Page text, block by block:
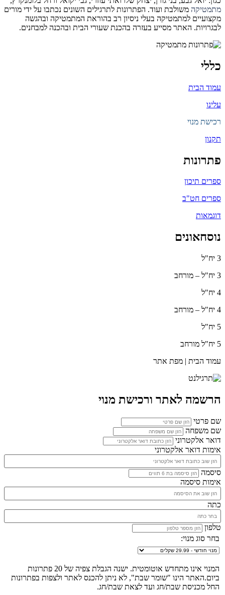
מתמטיקה משולבת ועוד. הפתרונות לתרגילים השונים נכתבו על ידי מורים
מקצועיים למתמטיקה בעלי ניסיון רב בהוראת המתמטיקה ובהגשה
לבגרויות. האתר מסייע בעזרה בהכנת שעורי הבית ובהכנה למבחנים.
כללי
עמוד הבית
עלינו
רכישת מנוי
תקנון
פתרונות
ספרים תיכון
ספרים חט"ב
דוגמאות
נוסחאונים
3 יח"ל
3 יח"ל – מורחב
4 יח"ל
4 יח"ל – מורחב
5 יח"ל
5 יח"ל מורחב
עמוד הבית | מפת אתר
הרשמה לאתר ורכישת מנוי
שם פרטי
שם משפחה
דואר אלקטרוני
אימות דואר אלקטרוני
סיסמה
אימות סיסמה
כתה
טלפון
בחר סוג מנוי:
המנוי אינו מתחדש אוטומטית. ישנה הגבלת צפיה של 20 פתרונות
ביום.האתר הינו "שומר שבת", לא ניתן להכנס לאתר ולצפות בפתרונות
החל מכניסת שבת/חג ועד לצאת שבת/חג.